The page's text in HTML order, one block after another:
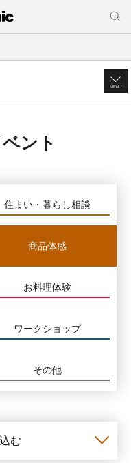
MENU
ント
住まい・暮らし相談
商品体感
お料理体験
ワークショップ
その他
む